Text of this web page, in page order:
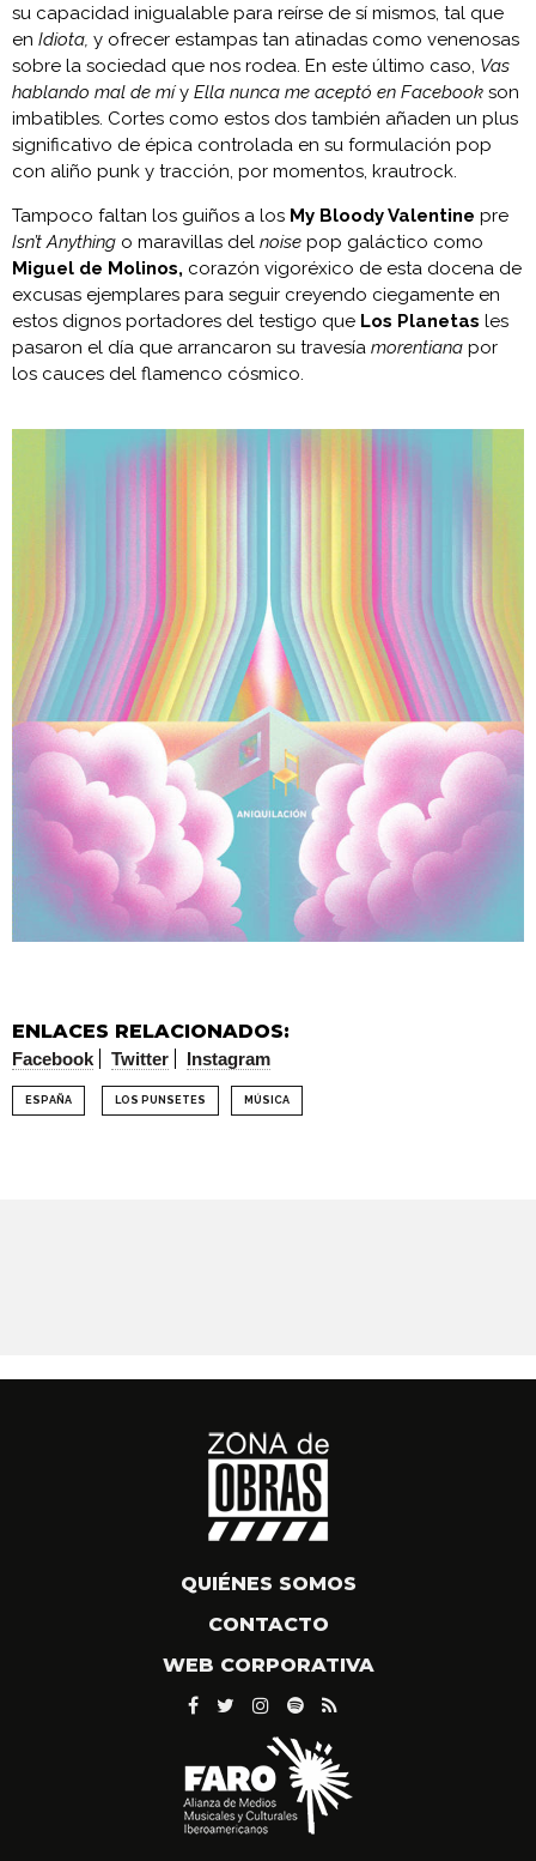
su capacidad inigualable para reírse de sí mismos, tal que
en Idiota, y ofrecer estampas tan atinadas como venenosas
sobre la sociedad que nos rodea. En este último caso, Vas
hablando mal de míy Ella nunca me aceptó en Facebook son
imbatibles. Cortes como estos dos también añaden un plus
significativo de épica controlada en su formulación pop
con aliño punk y tracción, por momentos, krautrock.
Tampoco faltan los guiños a los My Bloody Valentine pre
Isn’t Anything o maravillas del noise pop galáctico como
Miguel de Molinos, corazón vigoréxico de esta docena de
excusas ejemplares para seguir creyendo ciegamente en
estos dignos portadores del testigo que Los Planetas les
pasaron el día que arrancaron su travesía morentiana por
los cauces del flamenco cósmico.
ENLACES RELACIONADOS:
Facebook Twitter Instagram
ESPAÑA LOS PUNSETES MÚSICA
QUIÉNES SOMOS
CONTACTO
WEB CORPORATIVA